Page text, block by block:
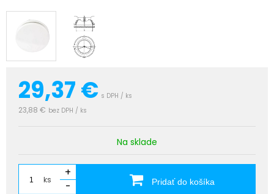
29,37€ s DPH / ks
23,88 € bez DPH / ks
Na sklade
ks
+
-
Pridať do košíka